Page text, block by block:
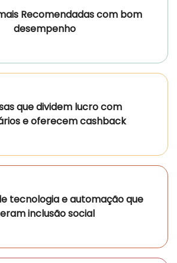
Recomendadas com bom
desempenho
que dividem lucro com
e oferecem cashback
tecnologia e automação que
inclusão social